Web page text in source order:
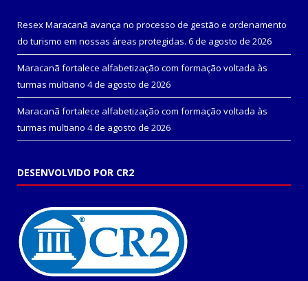
Resex Maracanã avança no processo de gestão e ordenamento
do turismo em nossas áreas protegidas. 6 de agosto de 2026
Maracanã fortalece alfabetização com formação voltada às
turmas multiano 4 de agosto de 2026
Maracanã fortalece alfabetização com formação voltada às
turmas multiano 4 de agosto de 2026
DESENVOLVIDO POR CR2